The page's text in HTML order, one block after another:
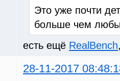
Это уже почти
больше чем
есть ещё RealBench
28-11-2017